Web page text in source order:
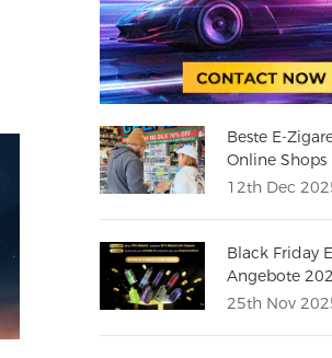
Beste E-
Online Shops
Deutschland
12th Dec
Black Friday
Angebote
besten
25th Nov